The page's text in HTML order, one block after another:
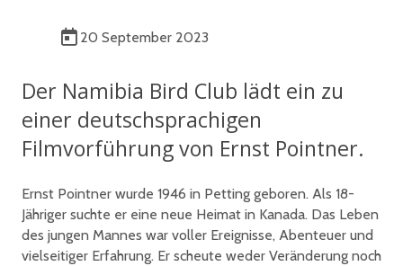
20 September 2023
Der Namibia Bird Club lädt ein zu
einer deutschsprachigen
Filmvorführung von Ernst Pointner.
Ernst Pointner wurde 1946 in Petting geboren. Als 18-
Jähriger suchte er eine neue Heimat in Kanada. Das Leben
des jungen Mannes war voller Ereignisse, Abenteuer und
vielseitiger Erfahrung. Er scheute weder Veränderung noch